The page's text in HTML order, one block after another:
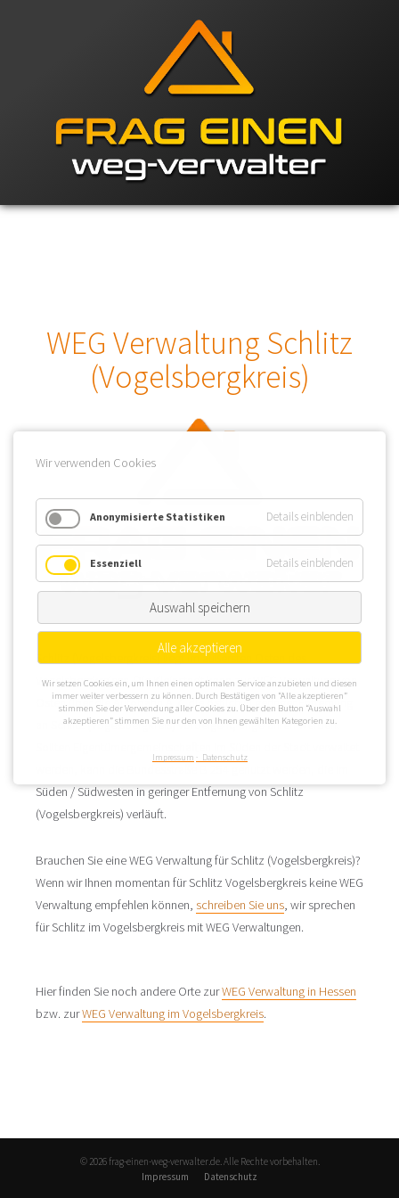
WEG Verwaltung Schlitz
(Vogelsbergkreis)
Schlitz (Vogelsbergkreis) liegt im äußersten Osten des
Vogelsbergkreises. Die Kleinstadt kann zur WEG Verwaltung von
Osten über die Autobahn A 7, die östlich in geringer Entfernung
an Schlitz (Vogelsbergkreis) vorbeigeht, angefahren werden.
Süden / Südwesten in geringer Entfernung von Schlitz
(Vogelsbergkreis) verläuft.
Brauchen Sie eine WEG Verwaltung für Schlitz (Vogelsbergkreis)?
Wenn wir Ihnen momentan für Schlitz Vogelsbergkreis keine WEG
Verwaltung empfehlen können, schreiben Sie uns, wir sprechen
für Schlitz im Vogelsbergkreis mit WEG Verwaltungen.
Hier finden Sie noch andere Orte zurWEG Verwaltung in Hessen
bzw. zurWEG Verwaltung im Vogelsbergkreis.
© 2026 frag-einen-weg-verwalter.de. Alle Rechte vorbehalten.
Impressum
Datenschutz
Wir verwenden Cookies
Anonymisierte Statistiken Details einblenden
Essenziell Details einblenden
Auswahl speichern
Alle akzeptieren
Wir setzen Cookies ein, um Ihnen einen optimalen Service anzubieten und diesen
immer weiter verbessern zu können. Durch Bestätigen von “Alle akzeptieren”
stimmen Sie der Verwendung aller Cookies zu. Über den Button “Auswahl
akzeptieren” stimmen Sie nur den von Ihnen gewählten Kategorien zu.
Impressum Datenschutz